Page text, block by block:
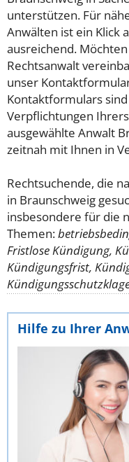
unterstützen. Für
Anwälten ist ein Klick
ausreichend.
Rechtsanwalt
unser
Kontaktformulars
Verpflichtungen
ausgewählte Anwalt
zeitnah mit Ihnen in
Rechtsuchende, die
in Braunschweig
insbesondere für die
Themen:
Fristlose Kündigung,
Kündigungsfrist,
Hilfe zu Ihrer